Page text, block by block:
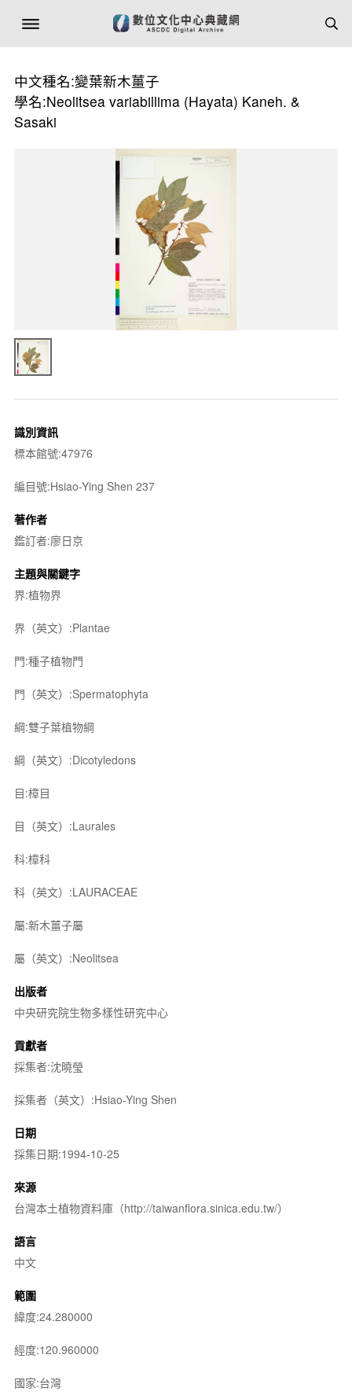
中文種名:變葉新木薑子
學名:Neolitsea variabillima (Hayata) Kaneh. &
Sasaki
識別資訊
標本館號:47976
編目號:Hsiao-Ying Shen 237
著作者
鑑訂者:廖日京
主題與關鍵字
界:植物界
界（英文）:Plantae
門:種子植物門
門（英文）:Spermatophyta
綱:雙子葉植物綱
綱（英文）:Dicotyledons
目:樟目
目（英文）:Laurales
科:樟科
科（英文）:LAURACEAE
屬:新木薑子屬
屬（英文）:Neolitsea
出版者
中央研究院生物多樣性研究中心
貢獻者
採集者:沈曉瑩
採集者（英文）:Hsiao-Ying Shen
日期
採集日期:1994-10-25
來源
台灣本土植物資料庫（http://taiwanflora.sinica.edu.tw/）
語言
中文
範圍
緯度:24.280000
經度:120.960000
國家:台灣